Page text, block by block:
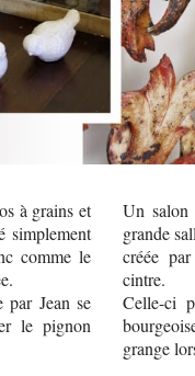
à grains et
simplement
comme le
par Jean se
le pignon
Un salon
grande
créée
cintre.
Celle-ci
grange